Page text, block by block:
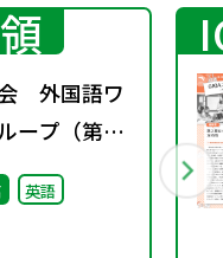
外国語ワ
ープ（第8
料
英語